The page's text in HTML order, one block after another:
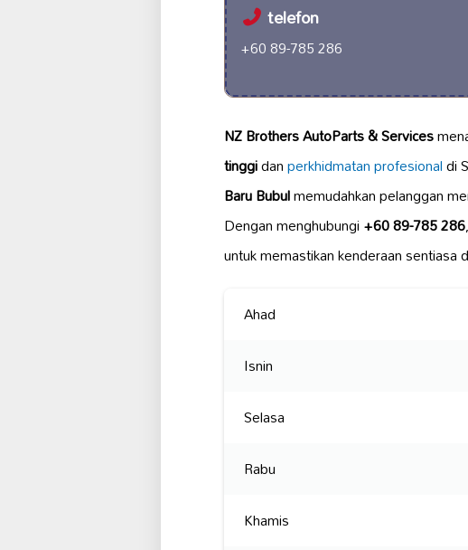
telefon
+60 89-785 286
NZ Brothers AutoParts & Services
tinggidanperkhidmatan profesionaldi
Baru Bubulmemudahkan pelanggan
Dengan menghubungi+60 89-785 286
untuk memastikan kenderaan sentiasa
Ahad
Isnin
Selasa
Rabu
Khamis